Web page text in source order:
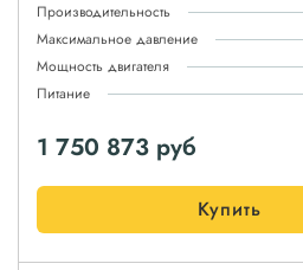
Производительность
Максимальное давление
Мощность двигателя
Питание
1 750 873 руб
Купить